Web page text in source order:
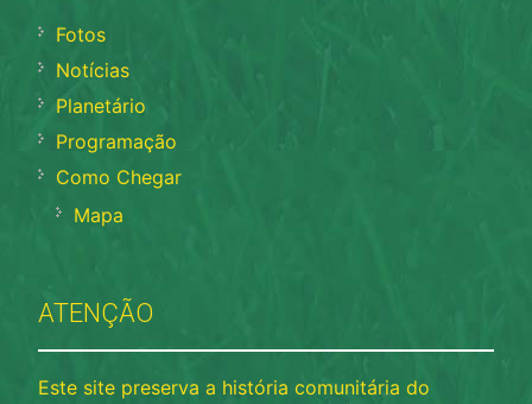
Fotos
Notícias
Planetário
Programação
Como Chegar
Mapa
ATENÇÃO
Este site preserva a história comunitária do